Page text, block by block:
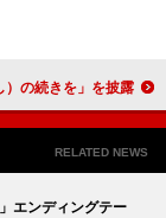
の開会式で「この地球（ほし）の続きを」を披露
RELATED NEWS
エンディングテー